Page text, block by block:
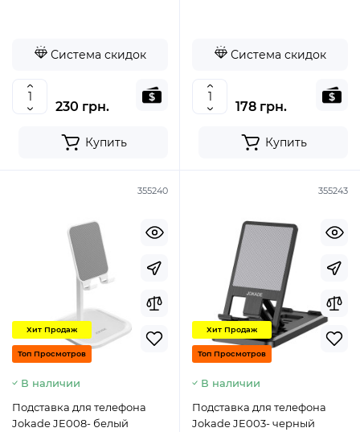
Система скидок
230 грн.
Купить
Система скидок
178 грн.
Купить
355240
Хит Продаж
Топ Просмотров
В наличии
Подставка для телефона
Jokade JE008- белый
355243
Хит Продаж
Топ Просмотров
В наличии
Подставка для телефона
Jokade JE003- черный